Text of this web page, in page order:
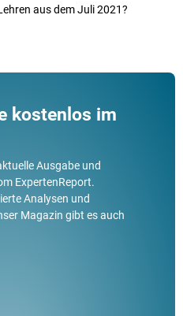
aus dem Juli 2021?
kostenlos im
Ausgabe und
ExpertenReport.
Analysen und
Magazin gibt es auch